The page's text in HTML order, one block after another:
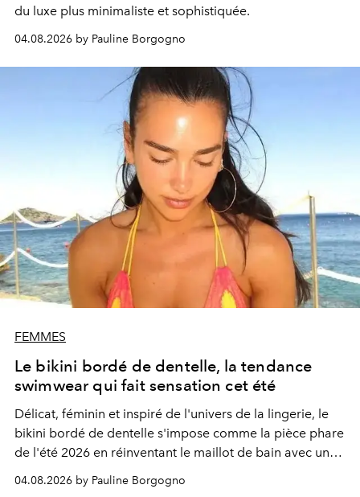
du luxe plus minimaliste et sophistiquée.
04.08.2026 by Pauline Borgogno
FEMMES
Le bikini bordé de dentelle, la tendance
swimwear qui fait sensation cet été
Délicat, féminin et inspiré de l'univers de la lingerie, le
bikini bordé de dentelle s'impose comme la pièce phare
de l'été 2026 en réinventant le maillot de bain avec une
04.08.2026 by Pauline Borgogno